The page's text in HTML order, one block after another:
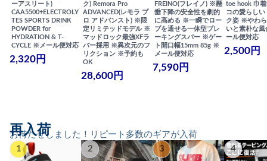
ーアスリート)
CAA5500+ELECTROLY
TES SPORTS DRINK
POWDER for
HYDRATION & T-
CYCLE ※メール便対応
2,320円
ク) Remora Pro
ADVANCED(レモラ プ
ロ アドバンスト) ※限
定リミテッドモデル ※
マッドロック最強XFラ
バー採用 ※異次元のフ
リクション ※予約も
OK
28,600円
FREINO(フレイノ) ※懸
垂下降の安全性を劇的
に高める ※一瞬でロー
プを通せる一体型ブレ
ーキングスパー ※ゲー
ト開口幅15mm 85g ※
メール便対応
7,590円
toe hook 巾
コの愛らしい
ク姿 ※やわ
いと素朴な
ール便対応
2,500円
お待たせしました！リピート多数のギアが入荷
再入荷
1 2 3 4